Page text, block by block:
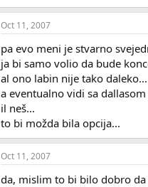
Oct 11, 2007
pa evo meni je stvarno
ja bi samo volio da bude
al ono labin nije tako daleko...
a eventualno vidi sa
il neš...
to bi možda bila opcija...
Oct 11, 2007
da, mislim to bi bilo dobro